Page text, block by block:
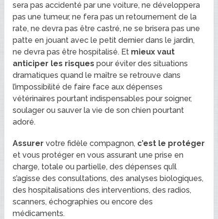
sera pas accidenté par une voiture, ne développera
pas une tumeur, ne fera pas un retournement de la
rate, ne devra pas être castré, ne se brisera pas une
patte en jouant avec le petit dernier dans le jardin,
ne devra pas être hospitalisé. Et mieux vaut
anticiper les risques pour éviter des situations
dramatiques quand le maître se retrouve dans
l’impossibilité de faire face aux dépenses
vétérinaires pourtant indispensables pour soigner,
soulager ou sauver la vie de son chien pourtant
adoré.
Assurer votre fidèle compagnon, c’est le protéger
et vous protéger en vous assurant une prise en
charge, totale ou partielle, des dépenses qu’il
s’agisse des consultations, des analyses biologiques,
des hospitalisations des interventions, des radios,
scanners, échographies ou encore des
médicaments.